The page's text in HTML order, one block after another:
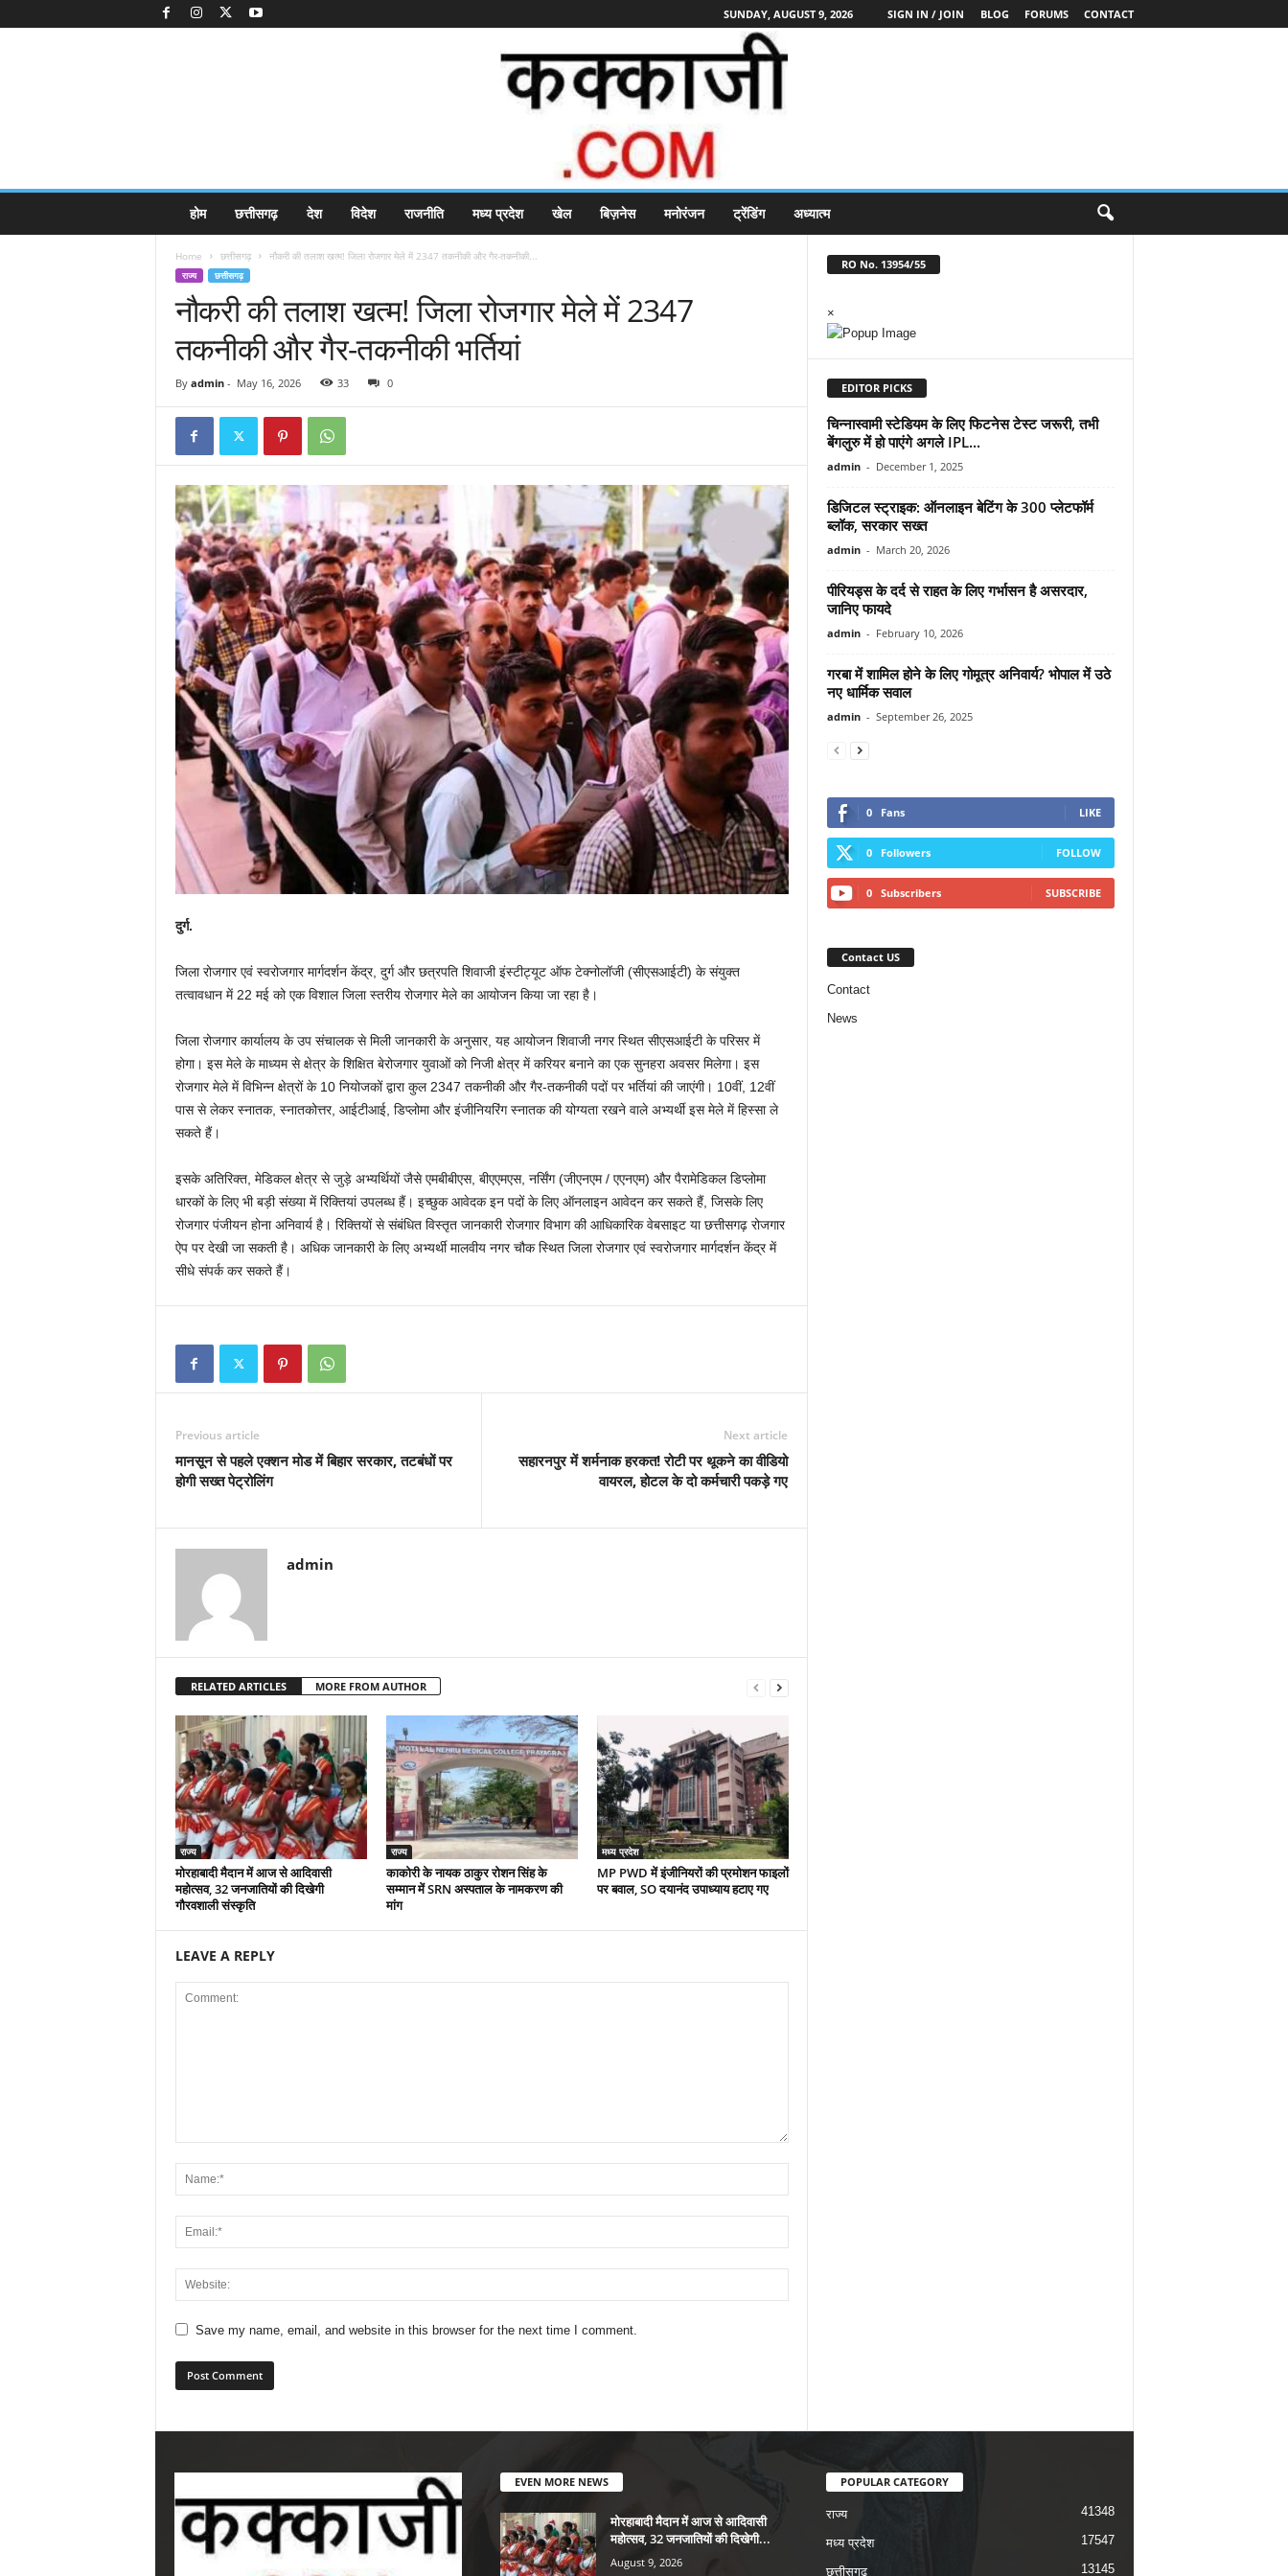
SUNDAY, AUGUST 9, 2026 SIGN IN / JOIN BLOG FORUMS CONTACT
k
होम छत्तीसगढ़ देश विदेश राजनीति मध्य प्रदेश खेल बिज़नेस मनोरंजन ट्रेंडिंग अध्यात्म
Home छत्तीसगढ़ नौकरी की तलाश खत्म! जिला रोजगार मेले में 2347 तकनीकी और गैर-तकनीकी...
राज्य छत्तीसगढ़
नौकरी की तलाश खत्म! जिला रोजगार मेले में 2347
तकनीकी और गैर-तकनीकी भर्तियां
By admin- May 16, 2026 33 0
दुर्ग.
जिला रोजगार एवं स्वरोजगार मार्गदर्शन केंद्र, दुर्ग और छत्रपति शिवाजी इंस्टीट्यूट ऑफ टेक्नोलॉजी (सीएसआईटी) के संयुक्त
तत्वावधान में 22 मई को एक विशाल जिला स्तरीय रोजगार मेले का आयोजन किया जा रहा है।
जिला रोजगार कार्यालय के उप संचालक से मिली जानकारी के अनुसार, यह आयोजन शिवाजी नगर स्थित सीएसआईटी के परिसर में
होगा। इस मेले के माध्यम से क्षेत्र के शिक्षित बेरोजगार युवाओं को निजी क्षेत्र में करियर बनाने का एक सुनहरा अवसर मिलेगा। इस
रोजगार मेले में विभिन्न क्षेत्रों के 10 नियोजकों द्वारा कुल 2347 तकनीकी और गैर-तकनीकी पदों पर भर्तियां की जाएंगी। 10वीं, 12वीं
पास से लेकर स्नातक, स्नातकोत्तर, आईटीआई, डिप्लोमा और इंजीनियरिंग स्नातक की योग्यता रखने वाले अभ्यर्थी इस मेले में हिस्सा ले
सकते हैं।
इसके अतिरिक्त, मेडिकल क्षेत्र से जुड़े अभ्यर्थियों जैसे एमबीबीएस, बीएएमएस, नर्सिंग (जीएनएम / एएनएम) और पैरामेडिकल डिप्लोमा
धारकों के लिए भी बड़ी संख्या में रिक्तियां उपलब्ध हैं। इच्छुक आवेदक इन पदों के लिए ऑनलाइन आवेदन कर सकते हैं, जिसके लिए
रोजगार पंजीयन होना अनिवार्य है। रिक्तियों से संबंधित विस्तृत जानकारी रोजगार विभाग की आधिकारिक वेबसाइट या छत्तीसगढ़ रोजगार
ऐप पर देखी जा सकती है। अधिक जानकारी के लिए अभ्यर्थी मालवीय नगर चौक स्थित जिला रोजगार एवं स्वरोजगार मार्गदर्शन केंद्र में
सीधे संपर्क कर सकते हैं।
Previous article
मानसून से पहले एक्शन मोड में बिहार सरकार, तटबंधों पर
होगी सख्त पेट्रोलिंग
Next article
सहारनपुर में शर्मनाक हरकत! रोटी पर थूकने का वीडियो
वायरल, होटल के दो कर्मचारी पकड़े गए
admin
RELATED ARTICLES MORE FROM AUTHOR
राज्य
मोरहाबादी मैदान में आज से आदिवासी
महोत्सव, 32 जनजातियों की दिखेगी
गौरवशाली संस्कृति
राज्य
काकोरी के नायक ठाकुर रोशन सिंह के
सम्मान में SRN अस्पताल के नामकरण की
मांग
मध्य प्रदेश
MP PWD में इंजीनियरों की प्रमोशन फाइलों
पर बवाल, SO दयानंद उपाध्याय हटाए गए
LEAVE A REPLY
Save my name, email, and website in this browser for the next time I comment.
RO No. 13954/55
×
EDITOR PICKS
चिन्नास्वामी स्टेडियम के लिए फिटनेस टेस्ट जरूरी, तभी
बेंगलुरु में हो पाएंगे अगले IPL...
admin - December 1, 2025
डिजिटल स्ट्राइक: ऑनलाइन बेटिंग के 300 प्लेटफॉर्म
ब्लॉक, सरकार सख्त
admin - March 20, 2026
पीरियड्स के दर्द से राहत के लिए गर्भासन है असरदार,
जानिए फायदे
admin - February 10, 2026
गरबा में शामिल होने के लिए गोमूत्र अनिवार्य? भोपाल में उठे
नए धार्मिक सवाल
admin - September 26, 2025
0 Fans LIKE
0 Followers FOLLOW
0 Subscribers SUBSCRIBE
Contact US
Contact
News
EVEN MORE NEWS
मोरहाबादी मैदान में आज से आदिवासी
महोत्सव, 32 जनजातियों की दिखेगी...
August 9, 2026
POPULAR CATEGORY
राज्य 41348
मध्य प्रदेश 17547
छत्तीसगढ़ 13145